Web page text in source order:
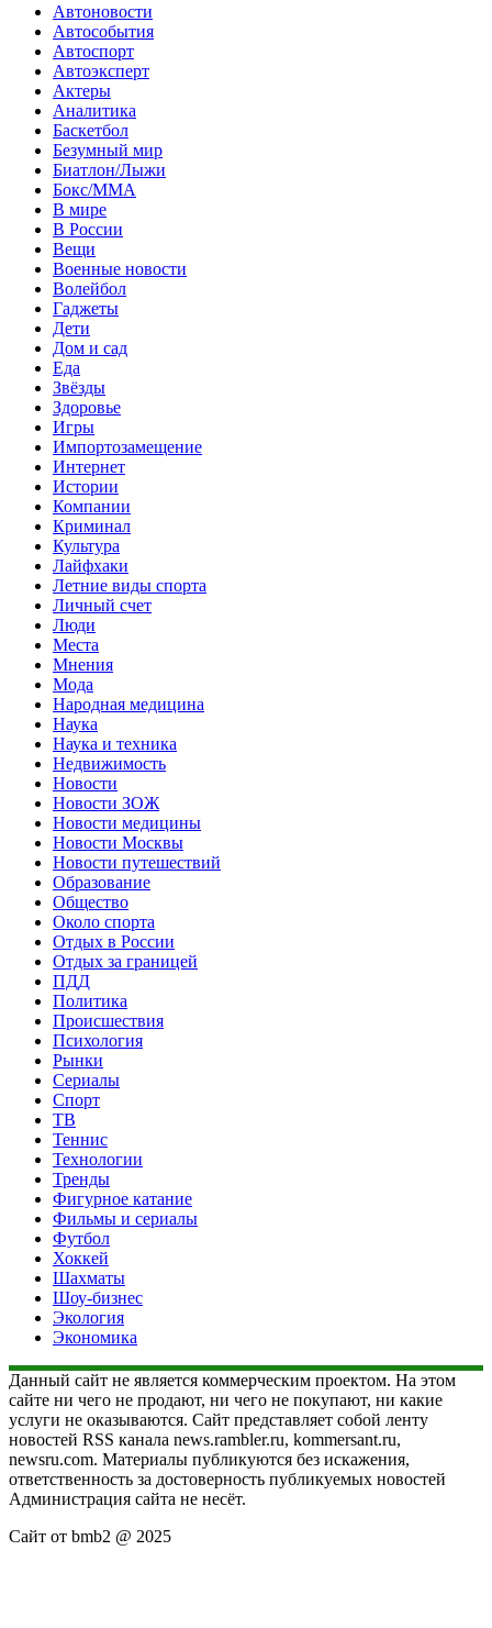
Автоновости
Автособытия
Автоспорт
Автоэксперт
Актеры
Аналитика
Баскетбол
Безумный мир
Биатлон/Лыжи
Бокс/MMA
В мире
В России
Вещи
Военные новости
Волейбол
Гаджеты
Дети
Дом и сад
Еда
Звёзды
Здоровье
Игры
Импортозамещение
Интернет
Истории
Компании
Криминал
Культура
Лайфхаки
Летние виды спорта
Личный счет
Люди
Места
Мнения
Мода
Народная медицина
Наука
Наука и техника
Недвижимость
Новости
Новости ЗОЖ
Новости медицины
Новости Москвы
Новости путешествий
Образование
Общество
Около спорта
Отдых в России
Отдых за границей
ПДД
Политика
Происшествия
Психология
Рынки
Сериалы
Спорт
ТВ
Теннис
Технологии
Тренды
Фигурное катание
Фильмы и сериалы
Футбол
Хоккей
Шахматы
Шоу-бизнес
Экология
Экономика
Данный сайт не является коммерческим проектом. На этом
сайте ни чего не продают, ни чего не покупают, ни какие
услуги не оказываются. Сайт представляет собой ленту
новостей RSS канала news.rambler.ru, kommersant.ru,
newsru.com. Материалы публикуются без искажения,
ответственность за достоверность публикуемых новостей
Администрация сайта не несёт.
Сайт от bmb2 @ 2025